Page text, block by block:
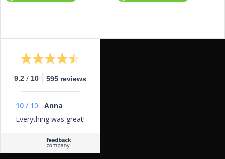
9.2 / 10 595 reviews
10 / 10
Anna
Everything was great!